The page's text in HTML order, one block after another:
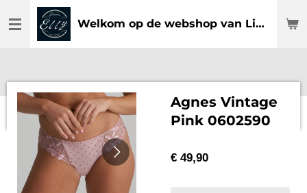
direct
Welkom op de webshop van Lingerie Elly
Agnes Vintage
Pink 0602590
€ 49,90